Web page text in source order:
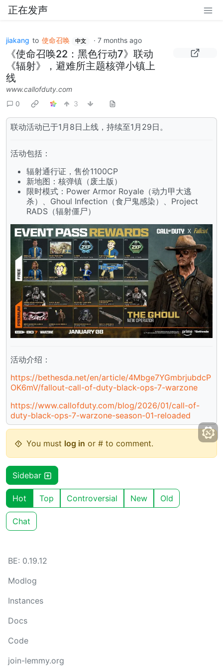
正在发声
jiakang to 使命召唤 中文 · 7 months ago
《使命召唤22：黑色行动7》联动
《辐射》，避难所主题核弹小镇上
线
www.callofduty.com
0
3
联动活动已于1月8日上线，持续至1月29日。
活动包括：
辐射通行证，售价1100CP
新地图：核弹镇（废土版）
限时模式：Power Armor Royale（动力甲大逃
杀）、Ghoul Infection（食尸鬼感染）、Project
RADS（辐射僵尸）
活动介绍：
https://bethesda.net/en/article/4Mbge7YGmbrjubdcP
OK6mV/fallout-call-of-duty-black-ops-7-warzone
https://www.callofduty.com/blog/2026/01/call-of-
duty-black-ops-7-warzone-season-01-reloaded
You must log in or # to comment.
Sidebar
Hot Top Controversial New Old
Chat
BE: 0.19.12
Modlog
Instances
Docs
Code
join-lemmy.org